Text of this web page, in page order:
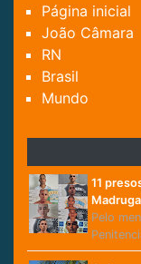
Página inicial
João Câmara
RN
Brasil
Mundo
11
Pelo